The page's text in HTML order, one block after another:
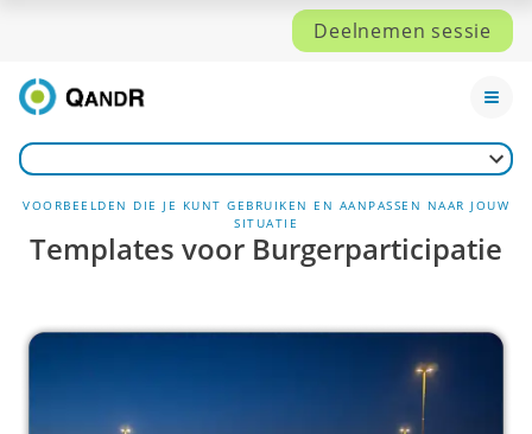
Deelnemen sessie
VOORBEELDEN DIE JE KUNT GEBRUIKEN EN AANPASSEN NAAR JOUW
SITUATIE
Templates voor Burgerparticipatie